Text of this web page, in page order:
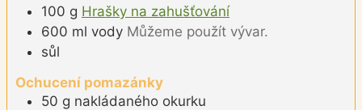
100 g Hrašky na zahušťování
600 ml vody Můžeme použít vývar.
sůl
Ochucení pomazánky
50 g nakládaného okurku